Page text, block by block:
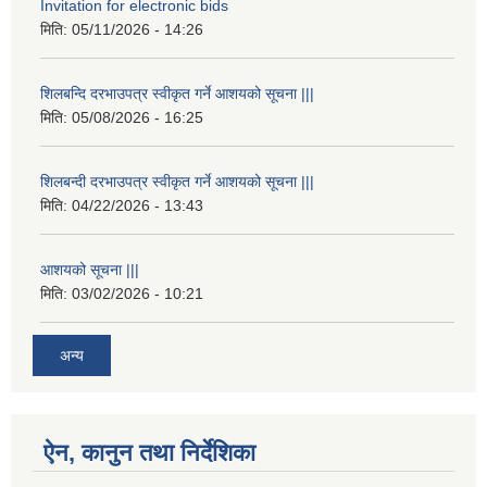
Invitation for electronic bids
मिति: 05/11/2026 - 14:26
शिलबन्दि दरभाउपत्र स्वीकृत गर्ने आशयको सूचना |||
मिति: 05/08/2026 - 16:25
शिलबन्दी दरभाउपत्र स्वीकृत गर्ने आशयको सूचना |||
मिति: 04/22/2026 - 13:43
आशयको सूचना |||
मिति: 03/02/2026 - 10:21
अन्य
ऐन, कानुन तथा निर्देशिका